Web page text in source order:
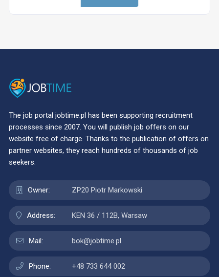
The job portal jobtime.pl has been supporting recruitment
processes since 2007. You will publish job offers on our
website free of charge. Thanks to the publication of offers on
partner websites, they reach hundreds of thousands of job
seekers.
Owner: ZP20 Piotr Markowski
Address: KEN 36 / 112B, Warsaw
Mail: bok@jobtime.pl
Phone: +48 733 644 002